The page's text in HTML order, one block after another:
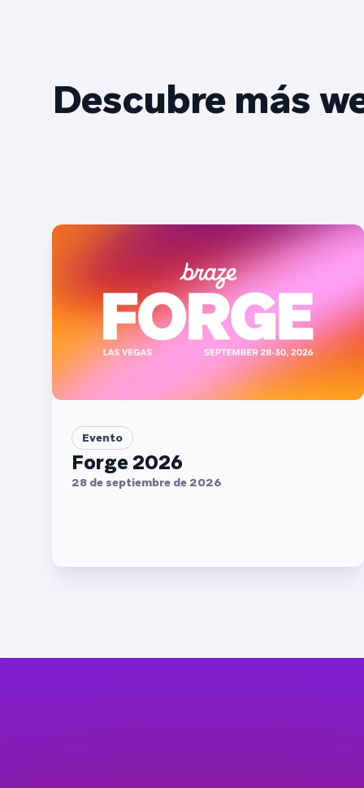
Descubre más
Evento
Forge 2026
28 de septiembre de 2026